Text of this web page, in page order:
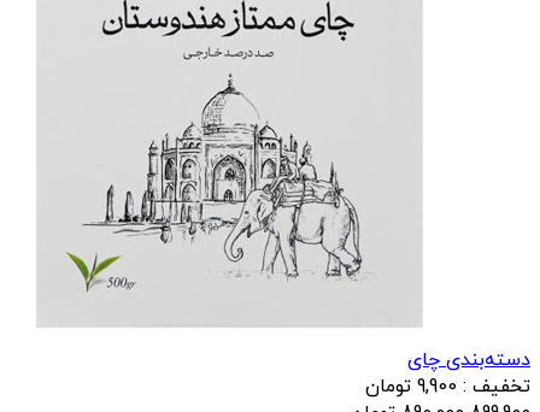
دسته‌بندی چای
تخفیف : 9,900 تومان